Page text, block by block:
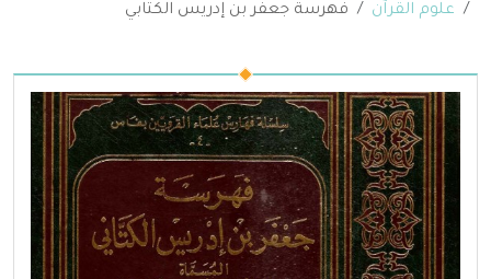
علوم القرآن
فهرسة جعفر بن إدريس الكتابي